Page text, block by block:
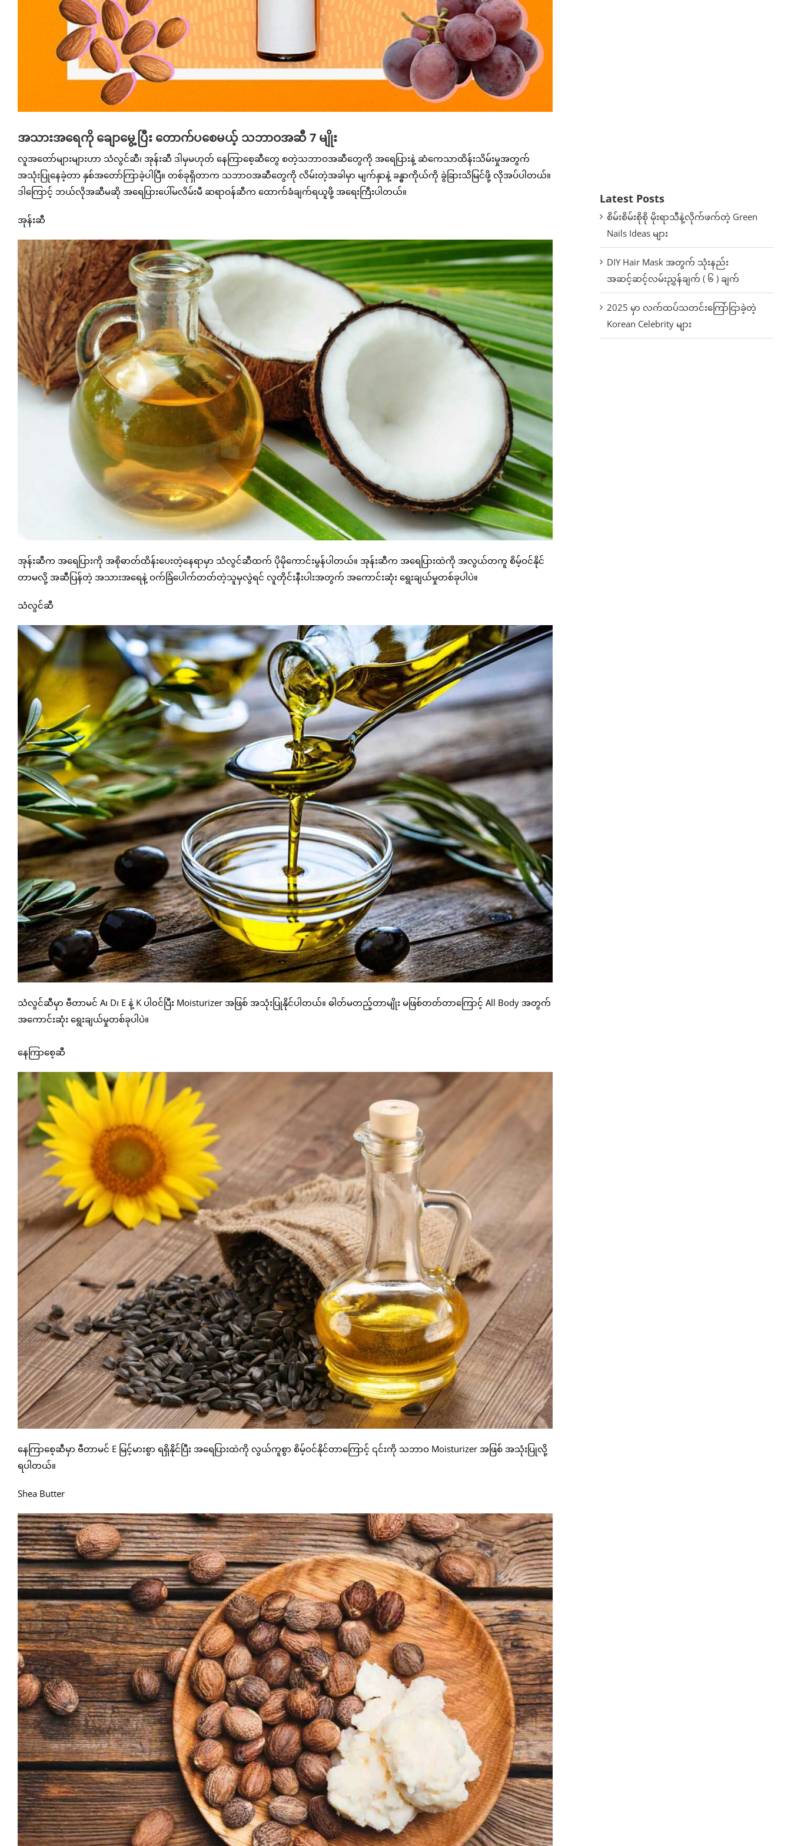
အသားအရေကို ချောမွေ့ပြီး တောက်ပစေမယ့် သဘာဝအဆီ 7 မျိုး
လူအတော်များများဟာ သံလွင်ဆီ၊ အုန်းဆီ ဒါမှမဟုတ် နေကြာစေ့ဆီတွေ စတဲ့သဘာဝအဆီတွေကို အရေပြားနဲ့ ဆံကေသာထိန်းသိမ်းမှုအတွက်
အသုံးပြုနေခဲ့တာ နှစ်အတော်ကြာခဲ့ပါပြီ။ တစ်ခုရှိတာက သဘာဝအဆီတွေကို လိမ်းတဲ့အခါမှာ မျက်နှာနဲ့ ခန္ဓာကိုယ်ကို ခွဲခြားသိမြင်ဖို့ လိုအပ်ပါတယ်။
ဒါကြောင့် ဘယ်လိုအဆီမဆို အရေပြားပေါ်မလိမ်းမီ ဆရာဝန်ဆီက ထောက်ခံချက်ရယူဖို့ အရေးကြီးပါတယ်။
အုန်းဆီ
အုန်းဆီက အရေပြားကို အစိုဓာတ်ထိန်းပေးတဲ့နေရာမှာ သံလွင်ဆီထက် ပိုမိုကောင်းမွန်ပါတယ်။ အုန်းဆီက အရေပြားထဲကို အလွယ်တကူ စိမ့်ဝင်နိုင်
တာမလို့ အဆီပြန်တဲ့ အသားအရေနဲ့ ဝက်ခြံပေါက်တတ်တဲ့သူမှလွဲရင် လူတိုင်းနီးပါးအတွက် အကောင်းဆုံး ရွေးချယ်မှုတစ်ခုပါပဲ။
သံလွင်ဆီ
သံလွင်ဆီမှာ ဗီတာမင် A၊ D၊ E နဲ့ K ပါ၀င်ပြီး Moisturizer အဖြစ် အသုံးပြုနိုင်ပါတယ်။ ဓါတ်မတည့်တာမျိုး မဖြစ်တတ်တာကြောင့် All Body အတွက်
​အကောင်းဆုံး ရွေးချယ်မှုတစ်ခုပါပဲ။
နေကြာစေ့ဆီ
နေကြာစေ့ဆီမှာ ဗီတာမင် E မြင့်မားစွာ ရရှိနိုင်ပြီး အရေပြားထဲကို လွယ်ကူစွာ စိမ့်ဝင်နိုင်တာကြောင့် ၎င်းကို သဘာဝ Moisturizer အဖြစ် အသုံးပြုလို့
ရပါတယ်။
Shea Butter
Latest Posts
စိမ်းစိမ်းစိုစို မိုးရာသီနဲ့လိုက်ဖက်တဲ့ Green
Nails Ideas များ
DIY Hair Mask အတွက် သုံးနည်း
အဆင့်ဆင့်လမ်းညွှန်ချက် ( ၆ ) ချက်
2025 မှာ လက်ထပ်သတင်းကြော်ငြာခဲ့တဲ့
Korean Celebrity များ